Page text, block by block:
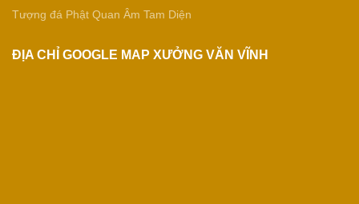
Tượng đá Phật Quan Âm Tam Diện
ĐỊA CHỈ GOOGLE MAP XƯỞNG VĂN VĨNH